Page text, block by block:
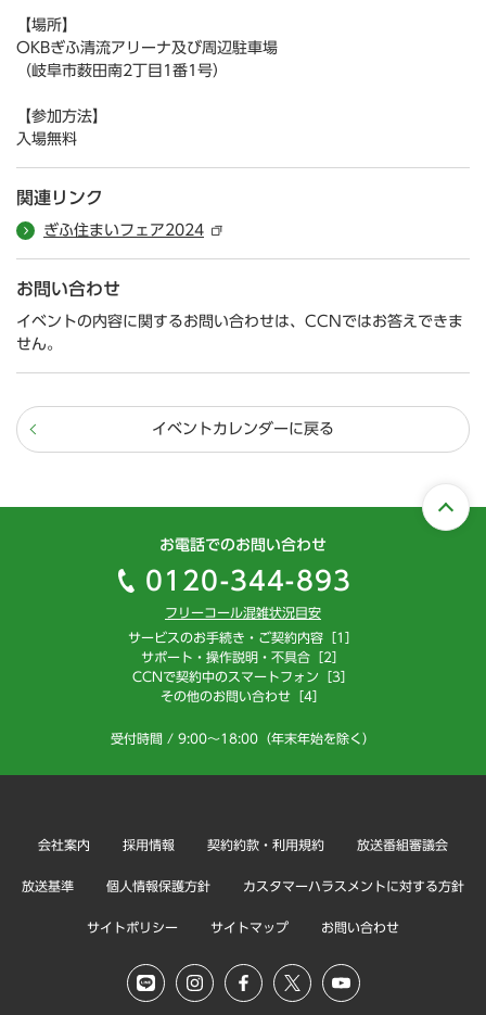
【場所】
OKBぎふ清流アリーナ及び周辺駐車場
（岐阜市薮田南2丁目1番1号）
【参加方法】
入場無料
関連リンク
ぎふ住まいフェア2024
お問い合わせ
イベントの内容に関するお問い合わせは、CCNではお答えできま
せん。
イベントカレンダーに戻る
お電話でのお問い合わせ
0120-344-893
フリーコール混雑状況目安
サービスのお手続き・ご契約内容［1］
サポート・操作説明・不具合［2］
CCNで契約中のスマートフォン［3］
その他のお問い合わせ［4］
受付時間 / 9:00～18:00（年末年始を除く）
会社案内 採用情報 契約約款・利用規約 放送番組審議会
放送基準 個人情報保護方針 カスタマーハラスメントに対する方針
サイトポリシー サイトマップ お問い合わせ